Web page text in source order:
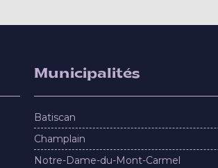
Municipalités
Batiscan
Champlain
Notre-Dame-du-Mont-Carmel